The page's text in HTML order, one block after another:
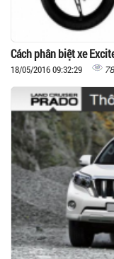
Cách phân biệt xe
18/05/2016 09:32:29